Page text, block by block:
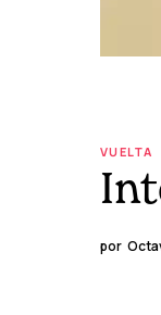
VUELTA
por